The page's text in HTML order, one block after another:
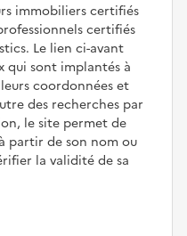
immobiliers certifiés
certifiés
Le lien ci-avant
qui sont implantés à
coordonnées et
des recherches par
le site permet de
partir de son nom ou
la validité de sa